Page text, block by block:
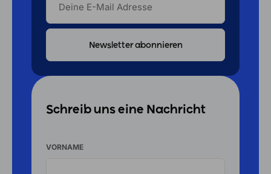
MAIL
ADRESSE
Schreib uns eine Nachricht
VORNAME